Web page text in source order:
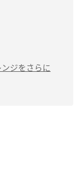
ジをさらに